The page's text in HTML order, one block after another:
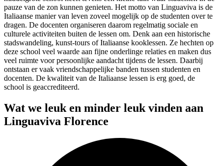
pauze van de zon kunnen genieten. Het motto van Linguaviva is de
Italiaanse manier van leven zoveel mogelijk op de studenten over te
dragen. De docenten organiseren daarom regelmatig sociale en
culturele activiteiten buiten de lessen om. Denk aan een historische
stadswandeling, kunst-tours of Italiaanse kooklessen. Ze hechten op
deze school veel waarde aan fijne onderlinge relaties en maken dus
veel ruimte voor persoonlijke aandacht tijdens de lessen. Daarbij
ontstaan er vaak vriendschappelijke banden tussen studenten en
docenten. De kwaliteit van de Italiaanse lessen is erg goed, de
school is geaccrediteerd.
Wat we leuk en minder leuk vinden aan
Linguaviva Florence